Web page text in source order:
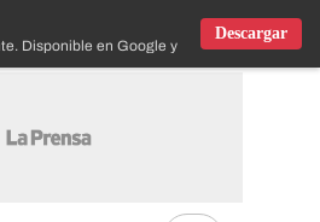
Disponible en Google y IOS
Descargar